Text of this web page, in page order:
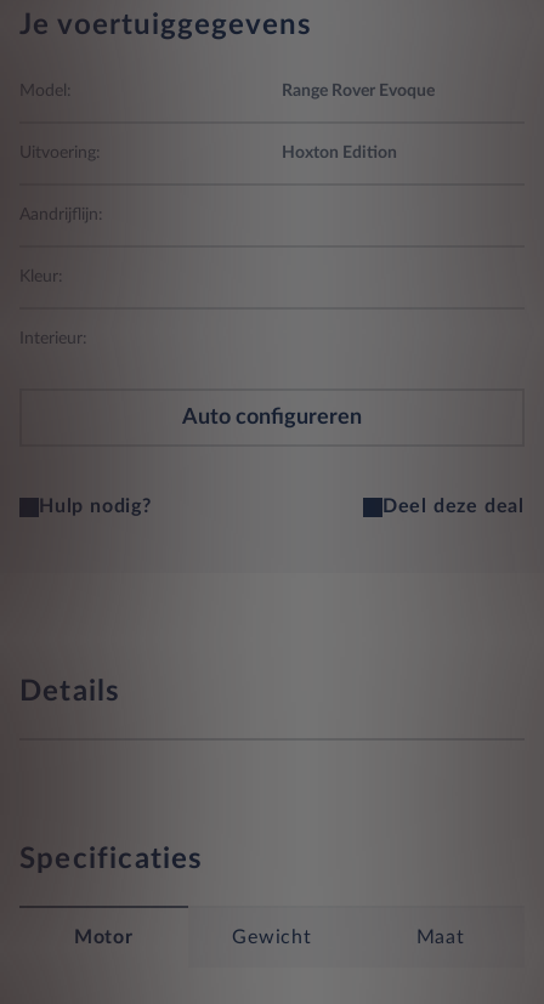
Je voertuiggegevens
Model: Range Rover Evoque
Uitvoering: Hoxton Edition
Aandrijflijn:
Kleur:
Interieur:
Auto configureren
Hulp nodig? Deel deze deal
Details
Specificaties
Motor Gewicht Maat